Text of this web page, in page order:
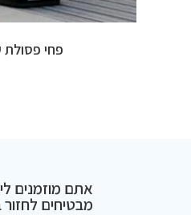
פחי פסולת
אתם מוזמנים
מבטיחים